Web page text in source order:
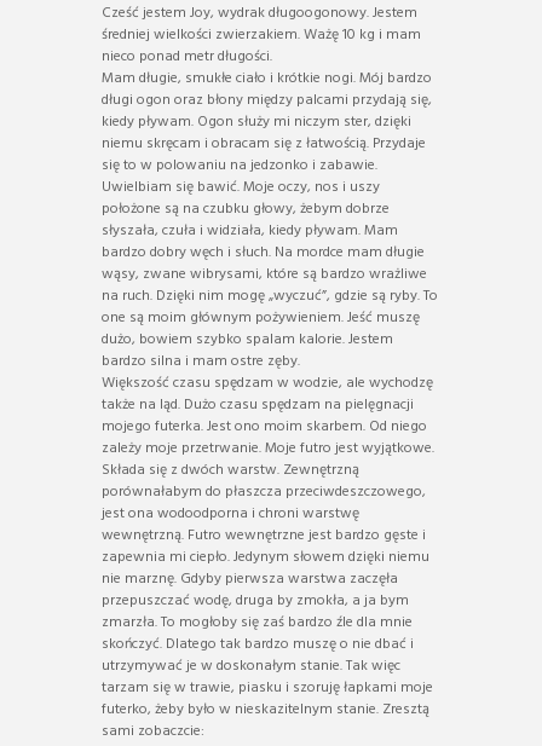
Cześć jestem Joy, wydrak długoogonowy. Jestem
średniej wielkości zwierzakiem. Ważę 10 kg i mam
nieco ponad metr długości.
Mam długie, smukłe ciało i krótkie nogi. Mój bardzo
długi ogon oraz błony między palcami przydają się,
kiedy pływam. Ogon służy mi niczym ster, dzięki
niemu skręcam i obracam się z łatwością. Przydaje
się to w polowaniu na jedzonko i zabawie.
Uwielbiam się bawić. Moje oczy, nos i uszy
położone są na czubku głowy, żebym dobrze
słyszała, czuła i widziała, kiedy pływam. Mam
bardzo dobry węch i słuch. Na mordce mam długie
wąsy, zwane wibrysami, które są bardzo wrażliwe
na ruch. Dzięki nim mogę „wyczuć”, gdzie są ryby. To
one są moim głównym pożywieniem. Jeść muszę
dużo, bowiem szybko spalam kalorie. Jestem
bardzo silna i mam ostre zęby.
Większość czasu spędzam w wodzie, ale wychodzę
także na ląd. Dużo czasu spędzam na pielęgnacji
mojego futerka. Jest ono moim skarbem. Od niego
zależy moje przetrwanie. Moje futro jest wyjątkowe.
Składa się z dwóch warstw. Zewnętrzną
porównałabym do płaszcza przeciwdeszczowego,
jest ona wodoodporna i chroni warstwę
wewnętrzną. Futro wewnętrzne jest bardzo gęste i
zapewnia mi ciepło. Jedynym słowem dzięki niemu
nie marznę. Gdyby pierwsza warstwa zaczęła
przepuszczać wodę, druga by zmokła, a ja bym
zmarzła. To mogłoby się zaś bardzo źle dla mnie
skończyć. Dlatego tak bardzo muszę o nie dbać i
utrzymywać je w doskonałym stanie. Tak więc
tarzam się w trawie, piasku i szoruję łapkami moje
futerko, żeby było w nieskazitelnym stanie. Zresztą
sami zobaczcie: